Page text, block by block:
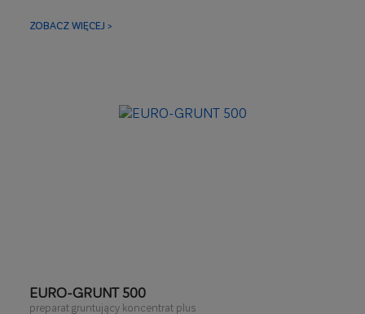
idealny pod tynki gipsowe, cementowe, cementowo-
ZOBACZ WIĘCEJ >
EURO-GRUNT 500
preparat gruntujący koncentrat plus